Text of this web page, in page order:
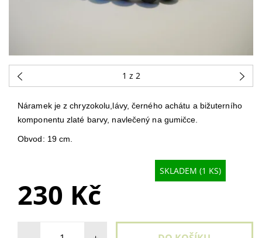
1 z 2
Náramek je z chryzokolu,lávy, černého achátu a bižuterního
komponentu zlaté barvy, navlečený na gumičce.
Obvod: 19 cm.
SKLADEM (1 KS)
230 Kč